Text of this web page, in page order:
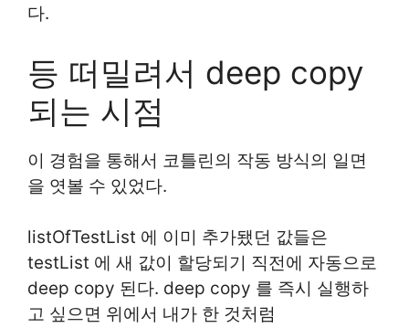
다.
등 떠밀려서 deep copy
되는 시점
이 경험을 통해서 코틀린의 작동 방식의 일면
을 엿볼 수 있었다.
listOfTestList 에 이미 추가됐던 값들은
testList 에 새 값이 할당되기 직전에 자동으로
deep copy 된다. deep copy 를 즉시 실행하
고 싶으면 위에서 내가 한 것처럼